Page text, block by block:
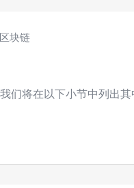
区块链
们将在以下小节中列出